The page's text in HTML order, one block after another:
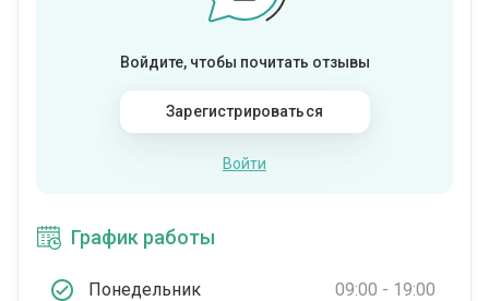
Войдите, чтобы почитать отзывы
Зарегистрироваться
Войти
График работы
Понедельник 09:00 - 19:00